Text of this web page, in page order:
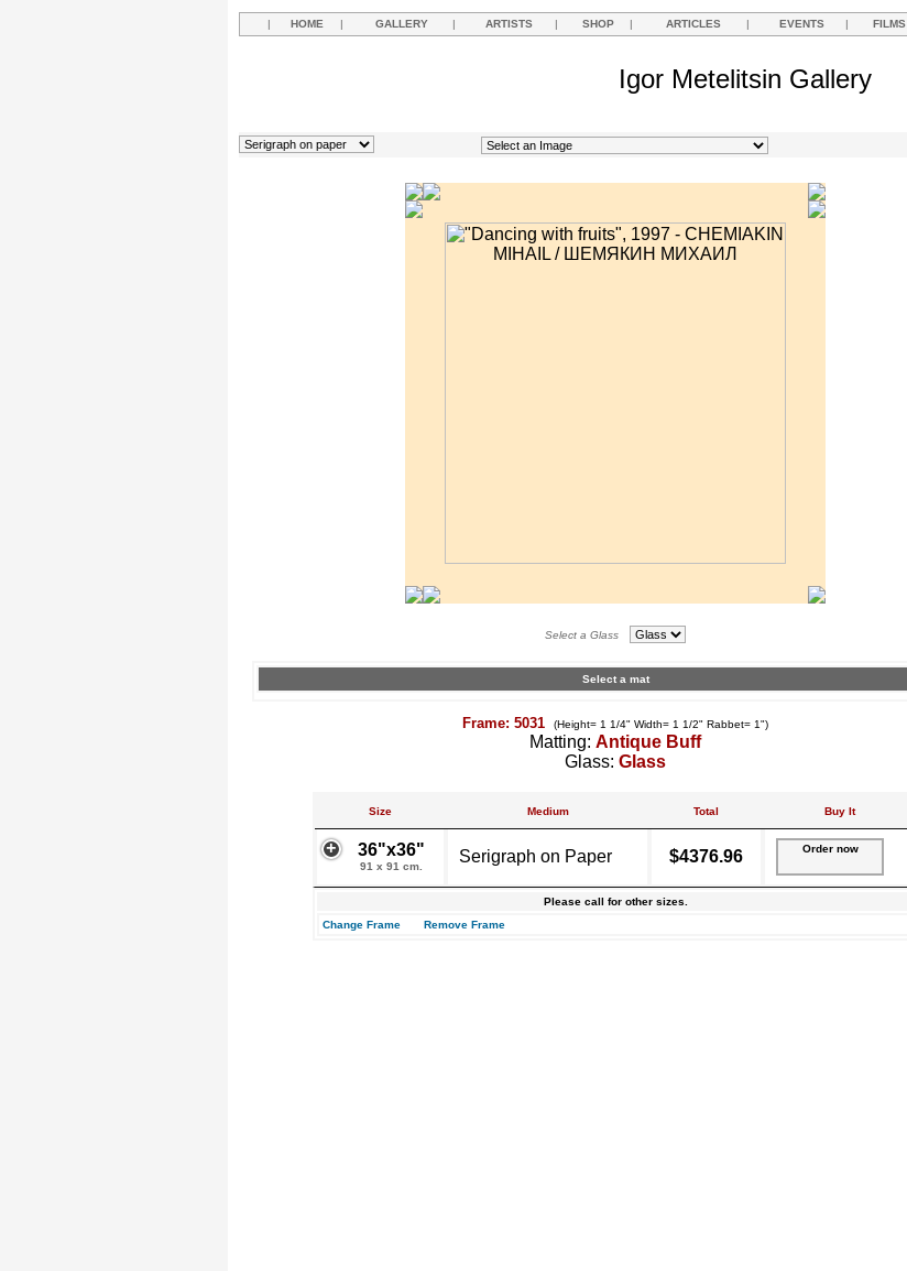
| HOME | GALLERY | ARTISTS | SHOP | ARTICLES | EVENTS | FILMS
Igor Metelitsin Gallery
Select a Glass
Select a mat
Frame: 5031 (Height= 1 1/4" Width= 1 1/2" Rabbet= 1")
Matting: Antique Buff
Glass: Glass
Size Medium Total Buy It
36"x36"
91 x 91 cm.
Serigraph on Paper $4376.96 Order now
Please call for other sizes.
Change Frame
Remove Frame